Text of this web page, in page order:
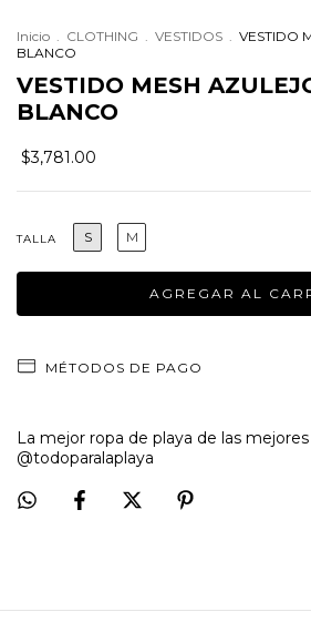
Inicio CLOTHING VESTIDOS
VESTIDO
BLANCO
VESTIDO MESH
BLANCO
$3,781.00
TALLA S M
MÉTODOS DE PAGO
La mejor ropa de playa de las
@todoparalaplaya